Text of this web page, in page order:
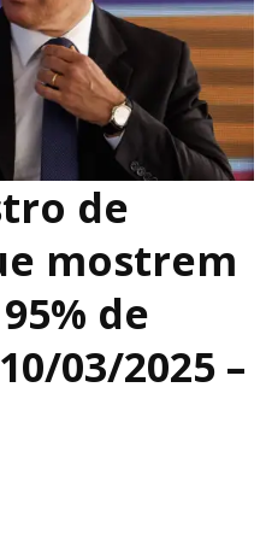
de
mostrem
de
03/2025 –